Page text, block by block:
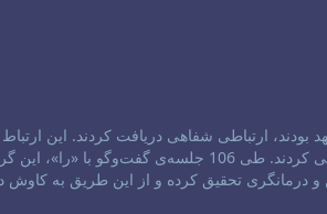
حقیقت متعهد بودند، ارتباطی شفاهی دریافت کردند. این
برقرار شده بود که خود را با عنوان «را»، پیام‌آورانِ فروتنِ اصلِ یگانگی معرفی کردند. طی
درمانگری تحقیق کرده و از این طریق به کاوش